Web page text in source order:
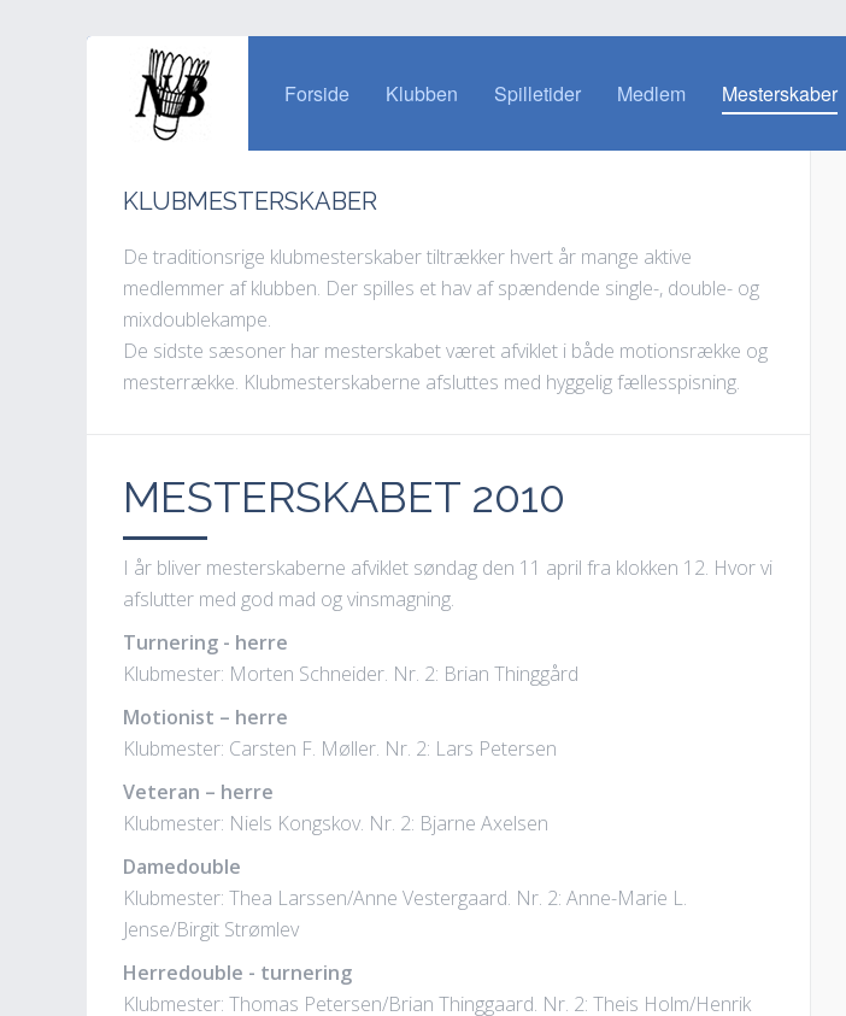
Forside Klubben Spilletider Medlem Mesterskaber
KLUBMESTERSKABER
De traditionsrige klubmesterskaber tiltrækker hvert år mange aktive
medlemmer af klubben. Der spilles et hav af spændende single-, double- og
mixdoublekampe.
De sidste sæsoner har mesterskabet været afviklet i både motionsrække og
mesterrække. Klubmesterskaberne afsluttes med hyggelig fællesspisning.
MESTERSKABET 2010
I år bliver mesterskaberne afviklet søndag den 11 april fra klokken 12. Hvor vi
afslutter med god mad og vinsmagning.
Turnering - herre
Klubmester: Morten Schneider. Nr. 2: Brian Thinggård
Motionist – herre
Klubmester: Carsten F. Møller. Nr. 2: Lars Petersen
Veteran – herre
Klubmester: Niels Kongskov. Nr. 2: Bjarne Axelsen
Damedouble
Klubmester: Thea Larssen/Anne Vestergaard. Nr. 2: Anne-Marie L.
Jense/Birgit Strømlev
Herredouble - turnering
Klubmester: Thomas Petersen/Brian Thinggaard. Nr. 2: Theis Holm/Henrik